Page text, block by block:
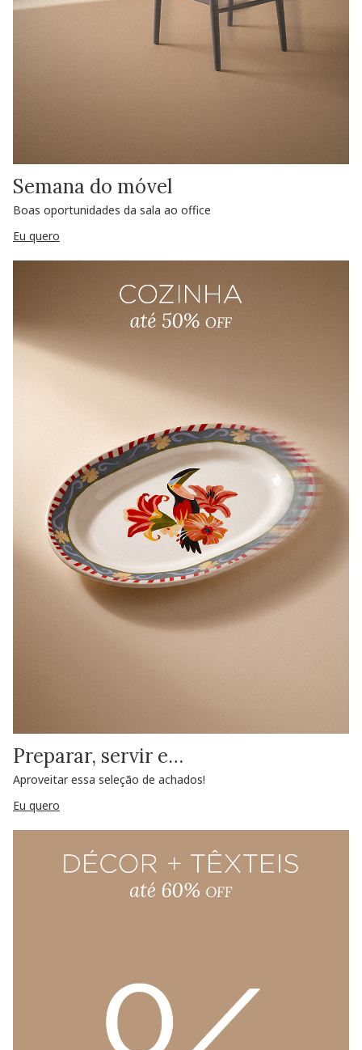
Semana do móvel
Boas oportunidades da sala ao office
Eu quero
Preparar, servir e…
Aproveitar essa seleção de achados!
Eu quero